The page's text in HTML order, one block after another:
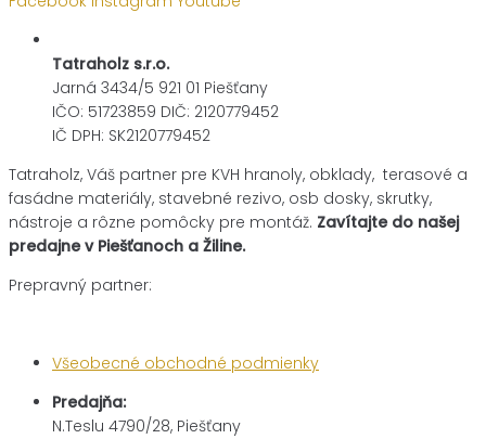
Tatraholz s.r.o.
Jarná 3434/5 921 01 Piešťany
IČO: 51723859 DIČ: 2120779452
IČ DPH: SK2120779452
Tatraholz, Váš partner pre KVH hranoly, obklady, terasové a
fasádne materiály, stavebné rezivo, osb dosky, skrutky,
nástroje a rôzne pomôcky pre montáž. Zavítajte do našej
predajne v Piešťanoch a Žiline.
Prepravný partner:
Všeobecné obchodné podmienky
Predajňa:
N.Teslu 4790/28, Piešťany